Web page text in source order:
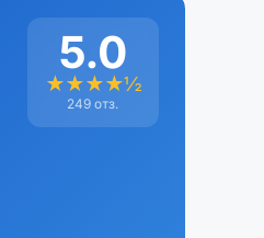
5.0
★★★★½
249 отз.